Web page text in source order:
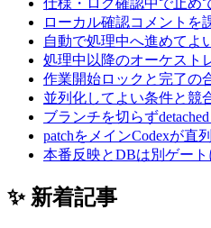
ローカル確認コメントを
自動で処理中へ進めてよ
処理中以降のオーケスト
作業開始ロックと完了の
並列化してよい条件と競
ブランチを切らず
patchをメインCodexが直
本番反映とDBは別ゲート
✨ 新着記事